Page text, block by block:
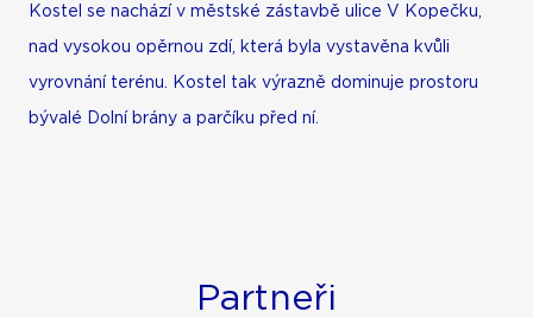
Kostel se nachází v městské zástavbě ulice V Kopečku,
nad vysokou opěrnou zdí, která byla vystavěna kvůli
vyrovnání terénu. Kostel tak výrazně dominuje prostoru
bývalé Dolní brány a parčíku před ní.
Partneři